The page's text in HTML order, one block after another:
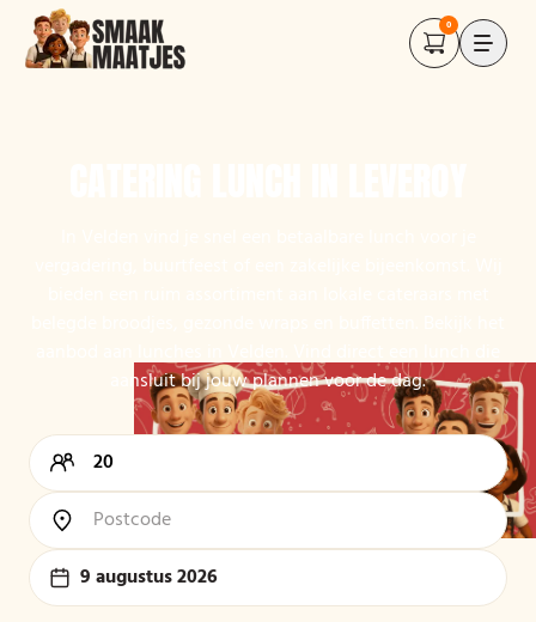
0
aansluit bij jouw plannen voor de dag.
9 augustus 2026